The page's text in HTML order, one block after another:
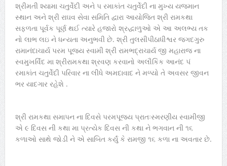
શ્રીમતી શ્યામા ચતુર્વેદી અને પ રમાકાંત ચતુર્વેદી ના મુખ્ય યજમાન
સ્થાન અને શ્રી રાઘવ સેવા સમિતિ દ્વારા આયોજિત શ્રી રામકથા
સફળતા પૂર્વક પૂર્ણ થઈ ત્યારે હજારો શ્રદ્ધાળુઓ એ આ અલભ્ય તક
નો લાભ લઇ ને ધન્યતા અનુભવી છે. શ્રી તુલસીપીઠાધીશ્વર જગદગુરુ
રામાનંદાચાર્ય પરમ પૂજ્ય સ્વામી શ્રી રામભદ્રાચાર્ય જી મહારાજ ના
સ્વમુખર્વિંદ મા શ્રીરામકથા શ્રવણ કરવાનો અલૌકિક આનંદ પં
રમાકાંત ચતુર્વેદી પરિવાર ના લીધે અમદાવાદ ને મળ્યો તે અવસર જીવન
ભર યાદગાર રહેશે .
શ્રી રામકથા સમાપન ના દિવસે પરમપૂજ્ય પ્રાતઃસ્મરણીય સ્વામીજી
એ ૯ દિવસ ની કથા મા પ્રત્યેક દિવસ ની કથા ને ભગવાન ની ૧૬
કળાઓ સાથે જોડી ને એ સાબિત કર્યું કે રામજી ૧૬ કળા ના અવતાર છે.